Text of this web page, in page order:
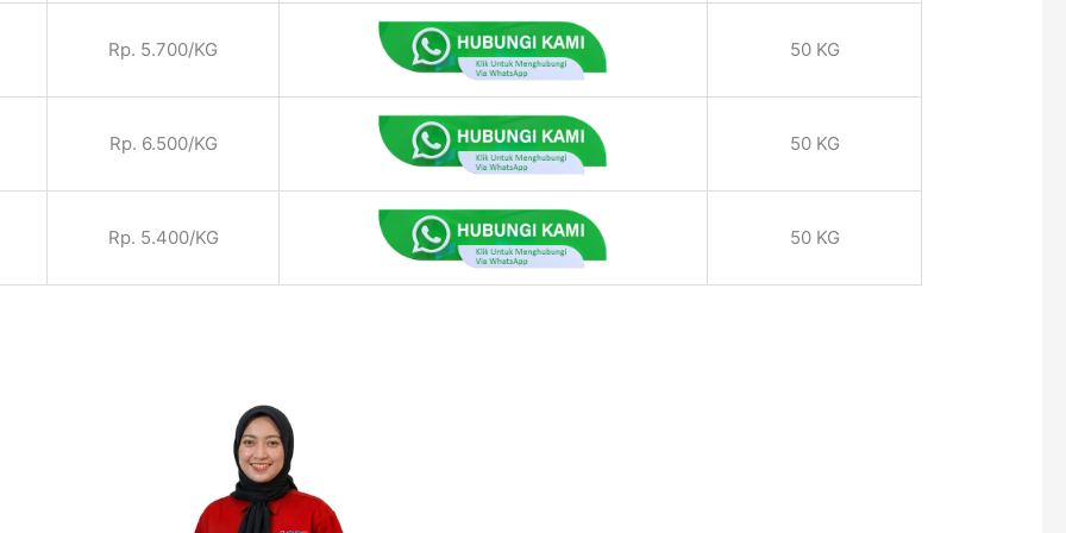
Rp. 5.700/KG 50 KG
Rp. 6.500/KG 50 KG
Rp. 5.400/KG 50 KG